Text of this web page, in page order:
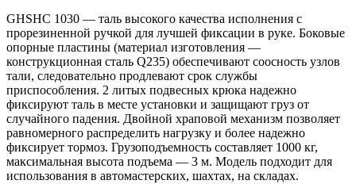
GHSHC 1030 — таль высокого качества исполнения с
прорезиненной ручкой для лучшей фиксации в руке. Боковые
опорные пластины (материал изготовления —
конструкционная сталь Q235) обеспечивают соосность узлов
тали, следовательно продлевают срок службы
приспособления. 2 литых подвесных крюка надежно
фиксируют таль в месте установки и защищают груз от
случайного падения. Двойной храповой механизм позволяет
равномерного распределить нагрузку и более надежно
фиксирует тормоз. Грузоподъемность составляет 1000 кг,
максимальная высота подъема — 3 м. Модель подходит для
использования в автомастерских, шахтах, на складах.